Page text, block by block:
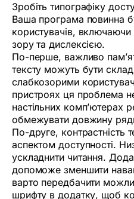
Зробіть типографіку
Ваша програма повинна
користувачів,
зору та дислексією.
По-перше, важливо
тексту можуть бути
слабкозорими
пристроях ця проблема
настільних комп’ютерах
обмежувати довжину
По-друге, контрастність
аспектом доступності.
ускладнити читання.
допоможе зменшити
варто передбачити
шрифту в додатку, щоб